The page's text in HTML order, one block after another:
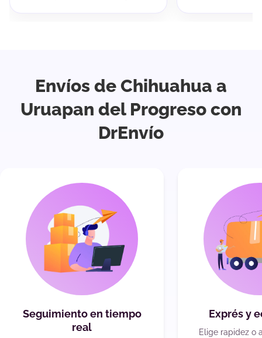
Envíos de Chihuahua a
Uruapan del Progreso con
DrEnvío
Seguimiento en tiempo
real
Exprés y
Elige rapidez o